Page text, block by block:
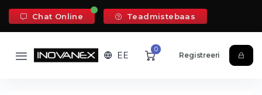
Chat Online Teadmistebaas
EE
0
Registreeri